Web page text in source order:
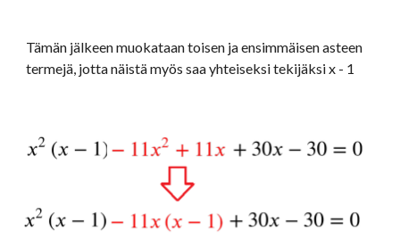
Tämän jälkeen muokataan toisen ja ensimmäisen asteen
termejä, jotta näistä myös saa yhteiseksi tekijäksi x - 1